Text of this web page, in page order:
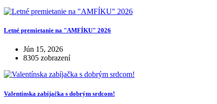
Letné premietanie na "AMFÍKU" 2026
Jún 15, 2026
8305 zobrazení
Valentínska zabíjačka s dobrým srdcom!